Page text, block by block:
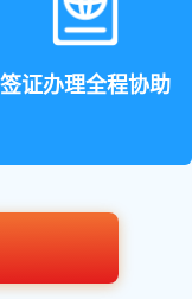
签证办理全程协助